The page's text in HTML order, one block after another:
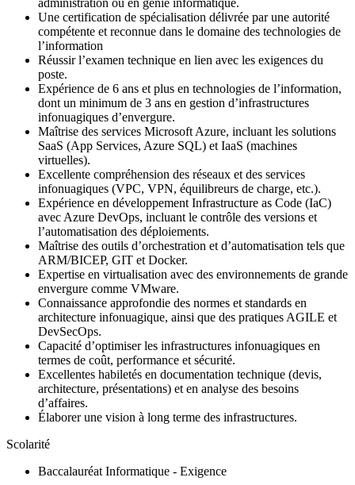
Une certification de spécialisation délivrée par une autorité
compétente et reconnue dans le domaine des technologies de
l’information
Réussir l’examen technique en lien avec les exigences du
poste.
Expérience de 6 ans et plus en technologies de l’information,
dont un minimum de 3 ans en gestion d’infrastructures
infonuagiques d’envergure.
Maîtrise des services Microsoft Azure, incluant les solutions
SaaS (App Services, Azure SQL) et IaaS (machines
virtuelles).
Excellente compréhension des réseaux et des services
infonuagiques (VPC, VPN, équilibreurs de charge, etc.).
Expérience en développement Infrastructure as Code (IaC)
avec Azure DevOps, incluant le contrôle des versions et
l’automatisation des déploiements.
Maîtrise des outils d’orchestration et d’automatisation tels que
ARM/BICEP, GIT et Docker.
Expertise en virtualisation avec des environnements de grande
envergure comme VMware.
Connaissance approfondie des normes et standards en
architecture infonuagique, ainsi que des pratiques AGILE et
DevSecOps.
Capacité d’optimiser les infrastructures infonuagiques en
termes de coût, performance et sécurité.
Excellentes habiletés en documentation technique (devis,
architecture, présentations) et en analyse des besoins
d’affaires.
Élaborer une vision à long terme des infrastructures.
Scolarité
Baccalauréat Informatique - Exigence